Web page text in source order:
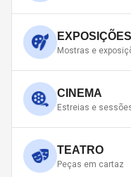
EXPOSIÇÕES
Mostras e
CINEMA
Estreias e
TEATRO
Peças em cartaz